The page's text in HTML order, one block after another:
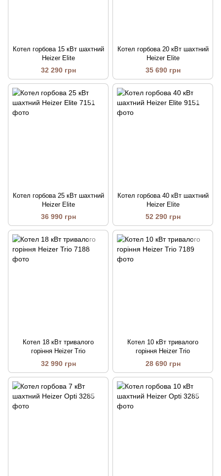
Котел горбова 15 кВт шахтний
Heizer Elite
32 290 грн
Котел горбова 20 кВт шахтний
Heizer Elite
35 690 грн
Котел горбова 25 кВт шахтний
Heizer Elite
36 990 грн
Котел горбова 40 кВт шахтний
Heizer Elite
52 290 грн
Котел 18 кВт тривалого
горіння Heizer Trio
32 990 грн
Котел 10 кВт тривалого
горіння Heizer Trio
28 690 грн